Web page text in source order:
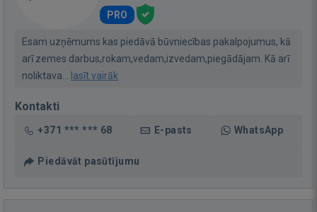
PRO
Esam uzņēmums kas piedāvā būvniecības pakalpojumus, kā
arī zemes darbus,rokam,vedam,izvedam,piegādājam. Kā arī
noliktava... lasīt vairāk
Kontakti
+371 *** *** 68 E-pasts WhatsApp
Piedāvāt pasūtījumu